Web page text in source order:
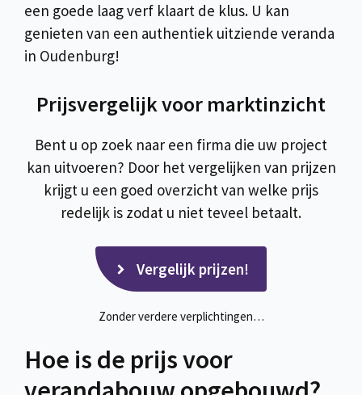
een goede laag verf klaart de klus. U kan
genieten van een authentiek uitziende veranda
in Oudenburg!
Prijsvergelijk voor marktinzicht
Bent u op zoek naar een firma die uw project
kan uitvoeren? Door het vergelijken van prijzen
krijgt u een goed overzicht van welke prijs
redelijk is zodat u niet teveel betaalt.
Vergelijk prijzen!
Zonder verdere verplichtingen…
Hoe is de prijs voor